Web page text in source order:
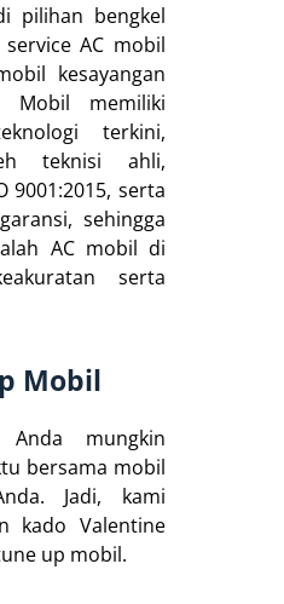
pilihan bengkel
AC mobil
kesayangan
Mobil memiliki
terkini,
teknisi ahli,
9001:2015, serta
sehingga
AC mobil di
serta
Mobil
mungkin
bersama mobil
Jadi, kami
kado Valentine
up mobil.